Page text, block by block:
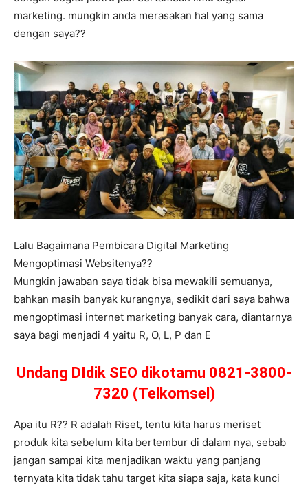
marketing. mungkin anda merasakan hal yang sama
dengan saya??
Lalu Bagaimana Pembicara Digital Marketing
Mengoptimasi Websitenya??
Mungkin jawaban saya tidak bisa mewakili semuanya,
bahkan masih banyak kurangnya, sedikit dari saya bahwa
mengoptimasi internet marketing banyak cara, diantarnya
saya bagi menjadi 4 yaitu R, O, L, P dan E
Undang DIdik SEO dikotamu 0821-3800-
7320 (Telkomsel)
Apa itu R?? R adalah Riset, tentu kita harus meriset
produk kita sebelum kita bertembur di dalam nya, sebab
jangan sampai kita menjadikan waktu yang panjang
ternyata kita tidak tahu target kita siapa saja, kata kunci